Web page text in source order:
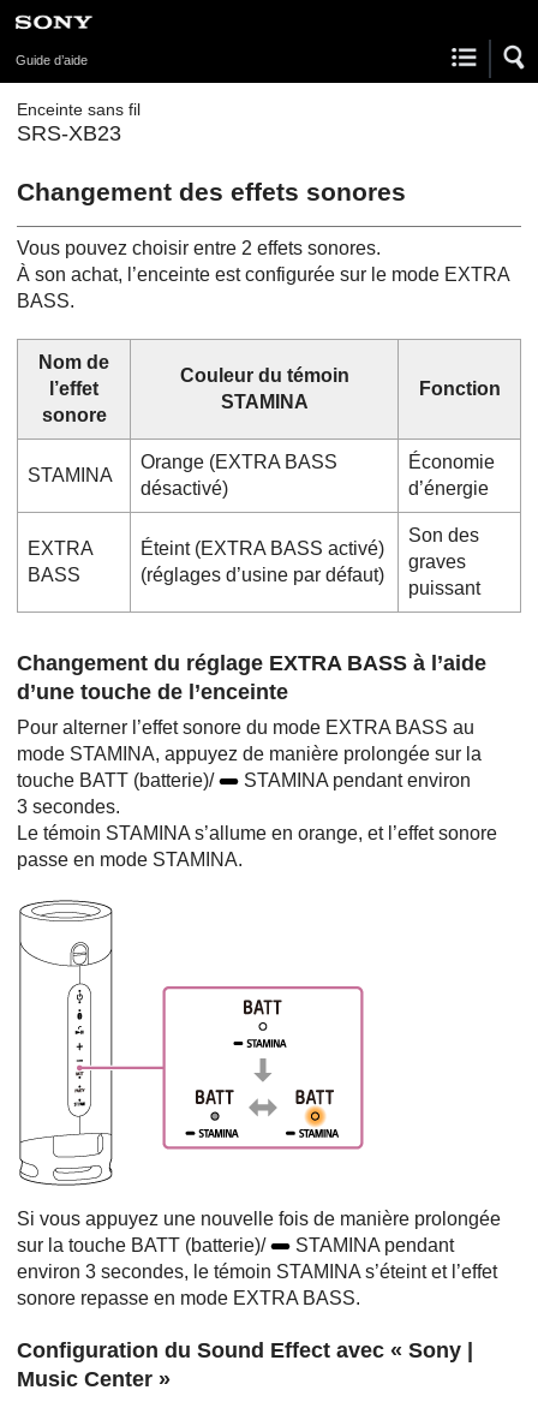
Guide d’aide
Enceinte sans fil
SRS-XB23
Changement des effets sonores
Vous pouvez choisir entre 2 effets sonores.
À son achat, l’enceinte est configurée sur le mode EXTRA
BASS.
Nom de
l’effet
sonore
Couleur du témoin
STAMINA
Fonction
STAMINA
Orange (EXTRA BASS
désactivé)
Économie
d’énergie
EXTRA
BASS
Éteint (EXTRA BASS activé)
(réglages d’usine par défaut)
Son des
graves
puissant
Changement du réglage EXTRA BASS à l’aide
d’une touche de l’enceinte
Pour alterner l’effet sonore du mode EXTRA BASS au
mode STAMINA, appuyez de manière prolongée sur la
touche BATT (batterie)/
STAMINA pendant environ
3 secondes.
Le témoin STAMINA s’allume en orange, et l’effet sonore
passe en mode STAMINA.
Si vous appuyez une nouvelle fois de manière prolongée
sur la touche BATT (batterie)/
STAMINA pendant
environ 3 secondes, le témoin STAMINA s’éteint et l’effet
sonore repasse en mode EXTRA BASS.
Configuration du Sound Effect avec « Sony |
Music Center »